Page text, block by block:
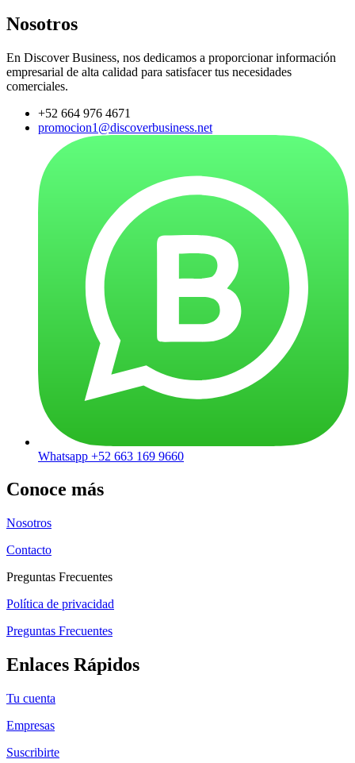
Nosotros
En Discover Business, nos dedicamos a proporcionar información
empresarial de alta calidad para satisfacer tus necesidades
comerciales.
+52 664 976 4671
promocion1@discoverbusiness.net
Whatsapp +52 663 169 9660
Conoce más
Nosotros
Contacto
Preguntas Frecuentes
Política de privacidad
Preguntas Frecuentes
Enlaces Rápidos
Tu cuenta
Empresas
Suscribirte